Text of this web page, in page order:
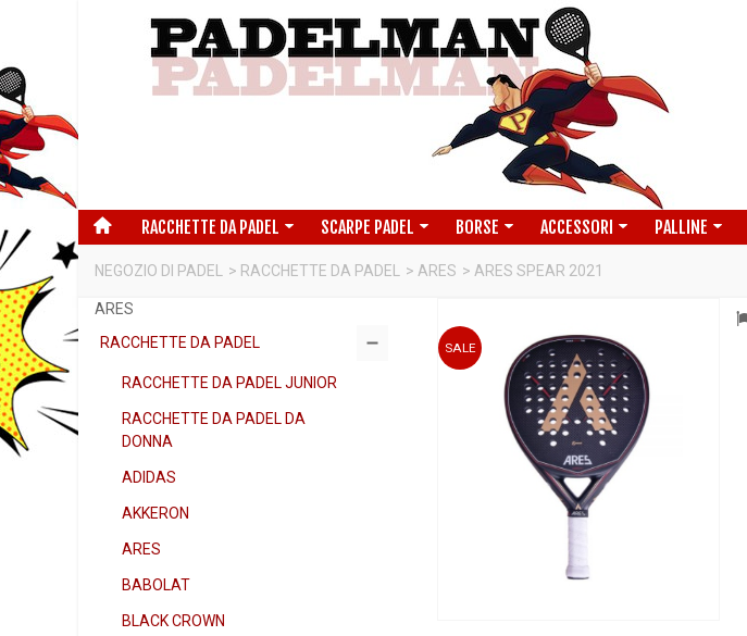
RACCHETTE DA PADEL SCARPE PADEL BORSE ACCESSORI PALLINE
NEGOZIO DI PADEL > RACCHETTE DA PADEL > ARES > ARES SPEAR 2021
ARES
RACCHETTE DA PADEL
RACCHETTE DA PADEL JUNIOR
RACCHETTE DA PADEL DA
DONNA
ADIDAS
AKKERON
ARES
BABOLAT
BLACK CROWN
SALE